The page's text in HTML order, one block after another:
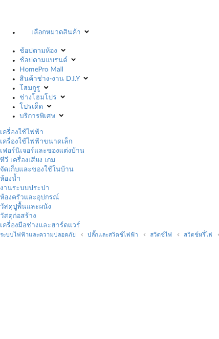
เลือกหมวดสินค้า
ช้อปตามห้อง
ช้อปตามแบรนด์
HomePro Mall
สินค้าช่าง-งาน D.I.Y
โฮมกูรู
ช่างโฮมโปร
โปรเด็ด
บริการพิเศษ
เครื่องใช้ไฟฟ้า
เครื่องใช้ไฟฟ้าขนาดเล็ก
เฟอร์นิเจอร์และของแต่งบ้าน
ทีวี เครื่องเสียง เกม
จัดเก็บและของใช้ในบ้าน
ห้องน้ำ
งานระบบประปา
ห้องครัวและอุปกรณ์
วัสดุปูพื้นและผนัง
วัสดุก่อสร้าง
เครื่องมือช่างและฮาร์ดแวร์
ระบบไฟฟ้าและความปลอดภัย ปลั๊กและสวิตช์ไฟฟ้า สวิตช์ไฟ สวิตช์หรี่ไฟ